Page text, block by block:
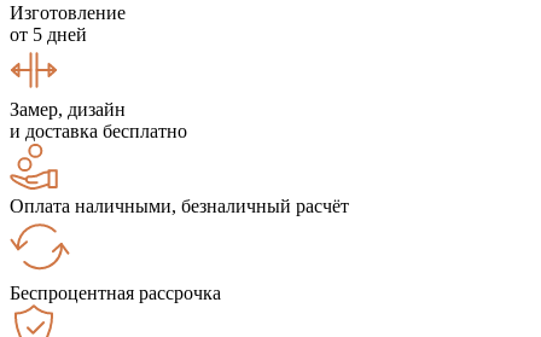
Изготовление
от 5 дней
Замер, дизайн
и доставка бесплатно
Оплата наличными, безналичный расчёт
Беспроцентная рассрочка